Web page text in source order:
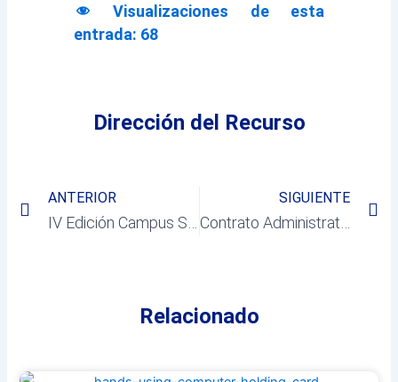
Visualizaciones de esta
entrada: 68
Dirección del Recurso
ANTERIOR SIGUIENTE
Relacionado